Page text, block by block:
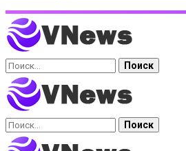
Найти:
Найти: